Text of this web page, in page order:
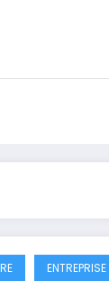
ENTREPRISE